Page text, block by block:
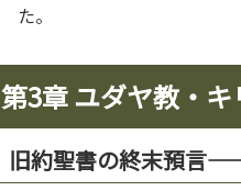
た。
第3章 ユダヤ教・
旧約聖書の終末預言